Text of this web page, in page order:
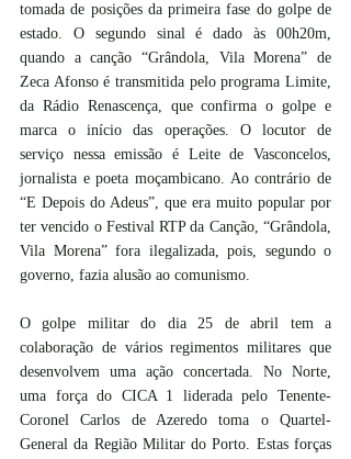
tomada de posições da primeira fase do golpe de
estado. O segundo sinal é dado às 00h20m,
quando a canção “Grândola, Vila Morena” de
Zeca Afonso é transmitida pelo programa Limite,
da Rádio Renascença, que confirma o golpe e
marca o início das operações. O locutor de
serviço nessa emissão é Leite de Vasconcelos,
jornalista e poeta moçambicano. Ao contrário de
“E Depois do Adeus”, que era muito popular por
ter vencido o Festival RTP da Canção, “Grândola,
Vila Morena” fora ilegalizada, pois, segundo o
governo, fazia alusão ao comunismo.
O golpe militar do dia 25 de abril tem a
colaboração de vários regimentos militares que
desenvolvem uma ação concertada. No Norte,
uma força do CICA 1 liderada pelo Tenente-
Coronel Carlos de Azeredo toma o Quartel-
General da Região Militar do Porto. Estas forças